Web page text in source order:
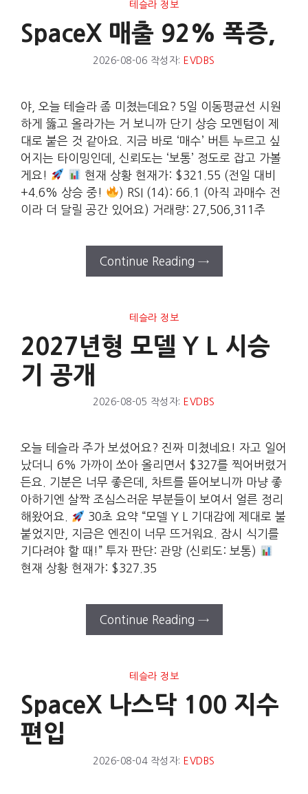
테슬라 정보
SpaceX 매출 92% 폭증,
2026-08-06 작성자: EVDBS
야, 오늘 테슬라 좀 미쳤는데요? 5일 이동평균선 시원
하게 뚫고 올라가는 거 보니까 단기 상승 모멘텀이 제
대로 붙은 것 같아요. 지금 바로 ‘매수’ 버튼 누르고 싶
어지는 타이밍인데, 신뢰도는 ‘보통’ 정도로 잡고 가볼
게요!
현재 상황 현재가: $321.55 (전일 대비
+4.6% 상승 중!
) RSI (14): 66.1 (아직 과매수 전
이라 더 달릴 공간 있어요) 거래량: 27,506,311주
Continue Reading →
테슬라 정보
2027년형 모델 Y L 시승
기 공개
2026-08-05 작성자: EVDBS
오늘 테슬라 주가 보셨어요? 진짜 미쳤네요! 자고 일어
났더니 6% 가까이 쏘아 올리면서 $327를 찍어버렸거
든요. 기분은 너무 좋은데, 차트를 뜯어보니까 마냥 좋
아하기엔 살짝 조심스러운 부분들이 보여서 얼른 정리
해왔어요.
30초 요약 “모델 Y L 기대감에 제대로 불
붙었지만, 지금은 엔진이 너무 뜨거워요. 잠시 식기를
기다려야 할 때!” 투자 판단: 관망 (신뢰도: 보통)
현재 상황 현재가: $327.35
Continue Reading →
테슬라 정보
SpaceX 나스닥 100 지수
편입
2026-08-04 작성자: EVDBS